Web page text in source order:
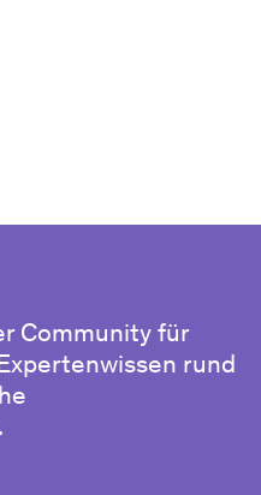
Community für
rund